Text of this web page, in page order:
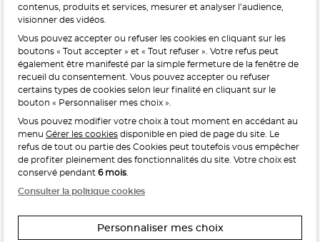
L'abus d'alcool est dangereux pour la santé, à consommer
avec modération.
Interdiction de vente de boissons alcooliques
aux mineurs de moins de 18 ans
La preuve de majorité de l’acheteur est exigée au moment
de la vente en ligne.
contenus, produits et services, mesurer et analyser l’audience,
visionner des vidéos.
Vous pouvez accepter ou refuser les cookies en cliquant sur les
boutons « Tout accepter » et « Tout refuser ». Votre refus peut
également être manifesté par la simple fermeture de la fenêtre de
recueil du consentement. Vous pouvez accepter ou refuser
certains types de cookies selon leur finalité en cliquant sur le
bouton « Personnaliser mes choix ».
Vous pouvez modifier votre choix à tout moment en accédant au
menu Gérer les cookies disponible en pied de page du site. Le
refus de tout ou partie des Cookies peut toutefois vous empêcher
de profiter pleinement des fonctionnalités du site. Votre choix est
conservé pendant 6 mois.
Consulter la politique cookies
Personnaliser mes choix